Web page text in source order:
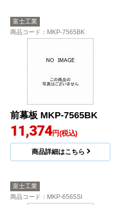
富士工業
商品コード ：MKP-7565BK
前幕板 MKP-7565BK
11,374円(税込)
商品詳細はこちら
富士工業
商品コード ：MKP-6565SI